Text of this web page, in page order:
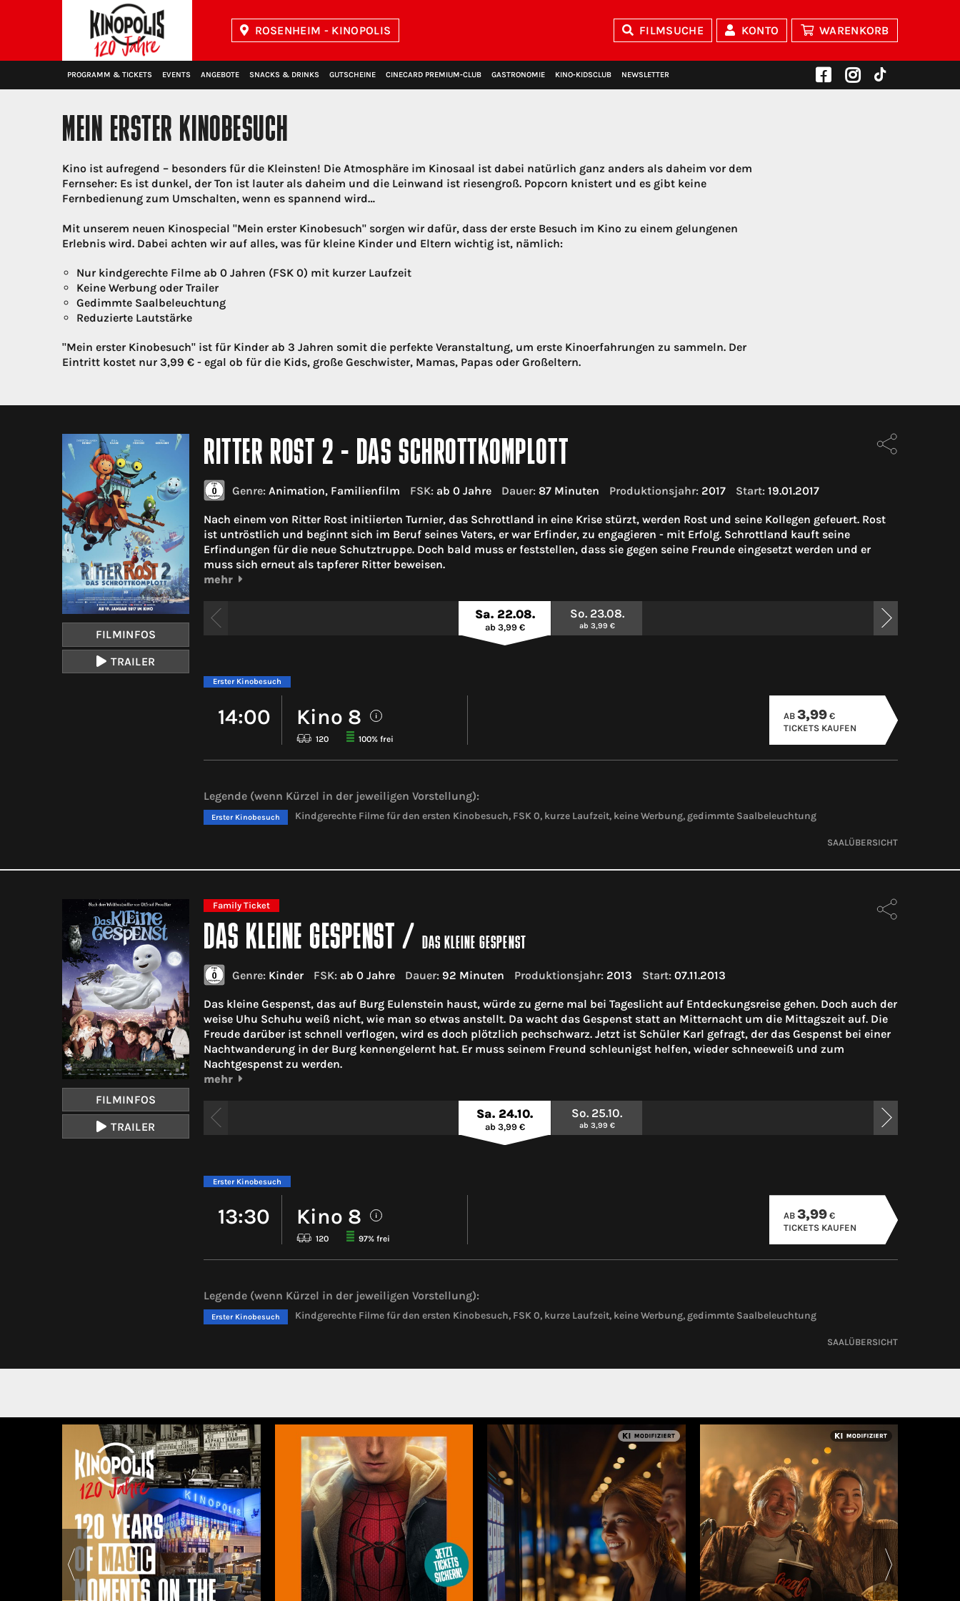
ROSENHEIM - KINOPOLIS FILMSUCHE KONTO WARENKORB
PROGRAMM & TICKETS EVENTS ANGEBOTE SNACKS & DRINKS GUTSCHEINE CINECARD PREMIUM‑CLUB GASTRONOMIE KINO‑KIDSCLUB NEWSLETTER
MEIN ERSTER KINOBESUCH
Kino ist aufregend – besonders für die Kleinsten! Die Atmosphäre im Kinosaal ist dabei natürlich ganz anders als daheim vor dem
Fernseher: Es ist dunkel, der Ton ist lauter als daheim und die Leinwand ist riesengroß. Popcorn knistert und es gibt keine
Fernbedienung zum Umschalten, wenn es spannend wird…
Mit unserem neuen Kinospecial "Mein erster Kinobesuch" sorgen wir dafür, dass der erste Besuch im Kino zu einem gelungenen
Erlebnis wird. Dabei achten wir auf alles, was für kleine Kinder und Eltern wichtig ist, nämlich:
Nur kindgerechte Filme ab 0 Jahren (FSK 0) mit kurzer Laufzeit
Keine Werbung oder Trailer
Gedimmte Saalbeleuchtung
Reduzierte Lautstärke
"Mein erster Kinobesuch" ist für Kinder ab 3 Jahren somit die perfekte Veranstaltung, um erste Kinoerfahrungen zu sammeln. Der
Eintritt kostet nur 3,99 € - egal ob für die Kids, große Geschwister, Mamas, Papas oder Großeltern.
FILMINFOS
TRAILER
RITTER ROST 2 - DAS SCHROTTKOMPLOTT
Genre: Animation, Familienfilm FSK: ab 0 Jahre Dauer: 87 Minuten Produktionsjahr: 2017 Start: 19.01.2017
Nach einem von Ritter Rost initiierten Turnier, das Schrottland in eine Krise stürzt, werden Rost und seine Kollegen gefeuert. Rost
ist untröstlich und beginnt sich im Beruf seines Vaters, er war Erfinder, zu engagieren - mit Erfolg. Schrottland kauft seine
Erfindungen für die neue Schutztruppe. Doch bald muss er feststellen, dass sie gegen seine Freunde eingesetzt werden und er
muss sich erneut als tapferer Ritter beweisen.
mehr
Sa. 22.08.
ab 3,99 €
So. 23.08.
ab 3,99 €
Erster Kinobesuch
14:00 Kino 8 i
120 100% frei
AB 3,99€
TICKETS KAUFEN
Legende (wenn Kürzel in der jeweiligen Vorstellung):
Erster Kinobesuch Kindgerechte Filme für den ersten Kinobesuch, FSK 0, kurze Laufzeit, keine Werbung, gedimmte Saalbeleuchtung
SAALÜBERSICHT
FILMINFOS
TRAILER
Family Ticket
DAS KLEINE GESPENST /DAS KLEINE GESPENST
Genre: Kinder FSK: ab 0 Jahre Dauer: 92 Minuten Produktionsjahr: 2013 Start: 07.11.2013
Das kleine Gespenst, das auf Burg Eulenstein haust, würde zu gerne mal bei Tageslicht auf Entdeckungsreise gehen. Doch auch der
weise Uhu Schuhu weiß nicht, wie man so etwas anstellt. Da wacht das Gespenst statt an Mitternacht um die Mittagszeit auf. Die
Freude darüber ist schnell verflogen, wird es doch plötzlich pechschwarz. Jetzt ist Schüler Karl gefragt, der das Gespenst bei einer
Nachtwanderung in der Burg kennengelernt hat. Er muss seinem Freund schleunigst helfen, wieder schneeweiß und zum
Nachtgespenst zu werden.
mehr
Sa. 24.10.
ab 3,99 €
So. 25.10.
ab 3,99 €
Erster Kinobesuch
13:30 Kino 8 i
120 97% frei
AB 3,99€
TICKETS KAUFEN
Legende (wenn Kürzel in der jeweiligen Vorstellung):
Erster Kinobesuch Kindgerechte Filme für den ersten Kinobesuch, FSK 0, kurze Laufzeit, keine Werbung, gedimmte Saalbeleuchtung
SAALÜBERSICHT